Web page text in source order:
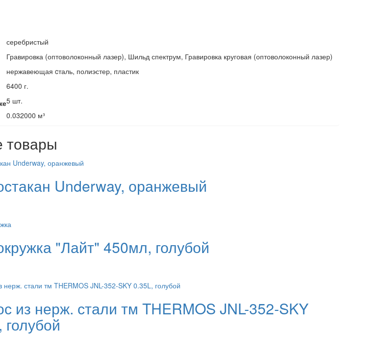
серебристый
Гравировка (оптоволоконный лазер), Шильд спектрум, Гравировка круговая (оптоволоконный лазер)
нержавеющая cталь, полиэстер, пластик
6400 г.
5 шт.
0.032000 м³
товары
Underway, оранжевый
"Лайт" 450мл, голубой
из нерж. стали тм THERMOS JNL-352-SKY